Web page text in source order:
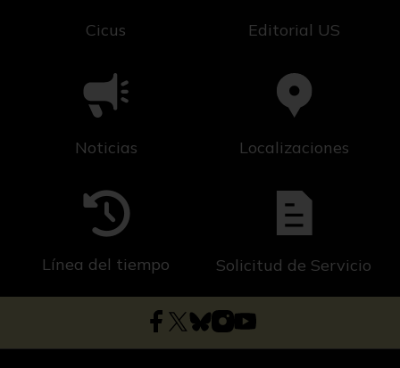
Cicus Editorial US
Noticias Localizaciones
Línea del tiempo Solicitud de Servicio